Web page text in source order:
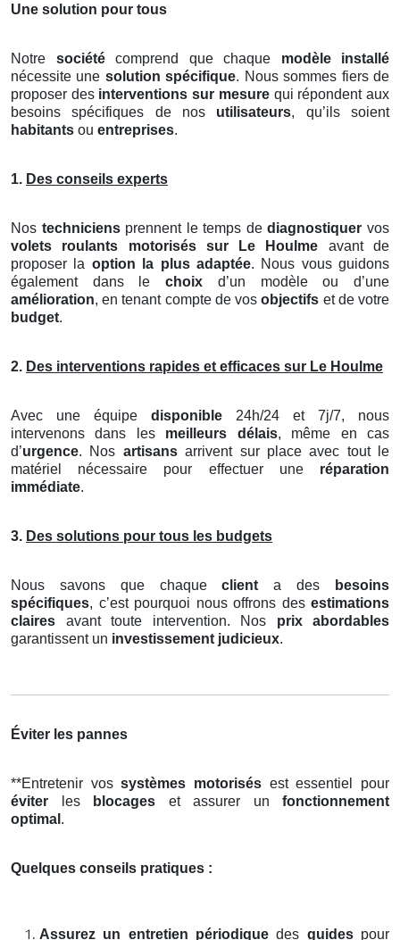
Une solution pour tous
Notre sociétécomprend que chaque modèle installé
nécessite une solution spécifique. Nous sommes fiers de
proposer des interventions sur mesurequi répondent aux
besoins spécifiques de nos utilisateurs, qu’ils soient
habitants ou entreprises.
1. Des conseils experts
Nos techniciensprennent le temps dediagnostiquer vos
volets roulants motorisés
sur Le Houlme avant de
proposer la option la plus adaptée. Nous vous guidons
également dans lechoix d’un modèle ou d’une
amélioration, en tenant compte de vosobjectifs et de votre
budget.
2. Des interventions rapides et efficaces sur Le Houlme
Avec une équipe disponible 24h/24 et 7j/7, nous
intervenons dans les meilleurs délais, même en cas
d’urgence. Nos artisansarrivent sur place avec tout le
matériel nécessaire pour effectuer une réparation
immédiate.
3. Des solutions pour tous les budgets
Nous savons que chaqueclient a des
besoins
spécifiques, c’est pourquoi nous offrons des estimations
claires avant toute intervention. Nos prix abordables
garantissent un investissement judicieux.
Éviter les pannes
**Entretenir vossystèmes motorisés est essentiel pour
éviter les blocages et assurer un fonctionnement
optimal .
Quelques conseils pratiques :
Assurez un entretien périodique des guidespour